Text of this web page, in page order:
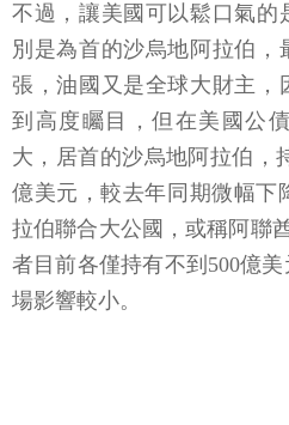
不過，讓美國可以鬆口氣的
別是為首的沙烏地阿拉伯，
張，油國又是全球大財主，
到高度矚目，但在美國公
大，居首的沙烏地阿拉伯，
億美元，較去年同期微幅下
拉伯聯合大公國，或稱阿聯
者目前各僅持有不到500億
場影響較小。